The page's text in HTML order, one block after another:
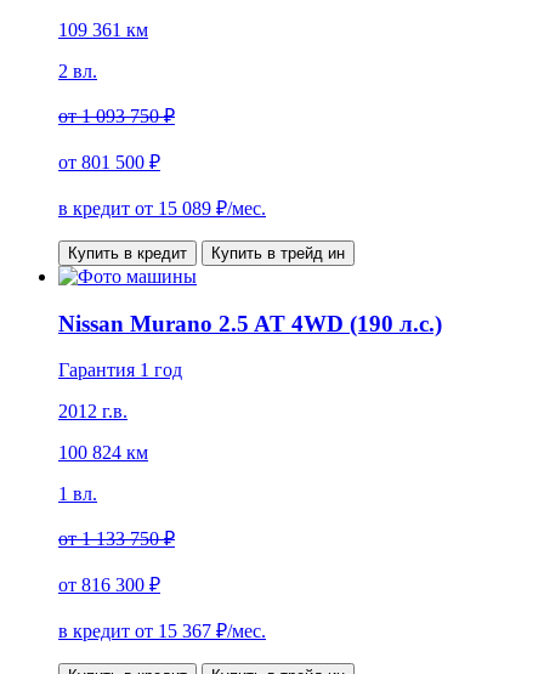
109 361 км
2 вл.
от1 093 750 ₽
от 801 500 ₽
в кредит от 15 089 ₽/мес.
Купить в кредит Купить в трейд ин
Nissan Murano 2.5 AT 4WD (190 л.с.)
Гарантия 1 год
2012 г.в.
100 824 км
1 вл.
от1 133 750 ₽
от 816 300 ₽
в кредит от 15 367 ₽/мес.